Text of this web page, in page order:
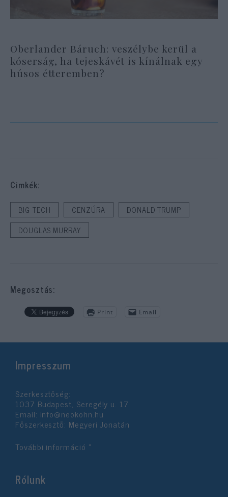
Oberlander Báruch: veszélybe kerül a
kóserság, ha tejeskávét is kínálnak egy
húsos étteremben?
Cimkék:
BIG TECH CENZÚRA
DONALD TRUMP
DOUGLAS MURRAY
Megosztás:
Print Email
Impresszum
Szerkesztőség:
1037 Budapest, Seregély u. 17.
Email: info@neokohn.hu
Főszerkesztő: Megyeri Jonatán
További információ »
Rólunk